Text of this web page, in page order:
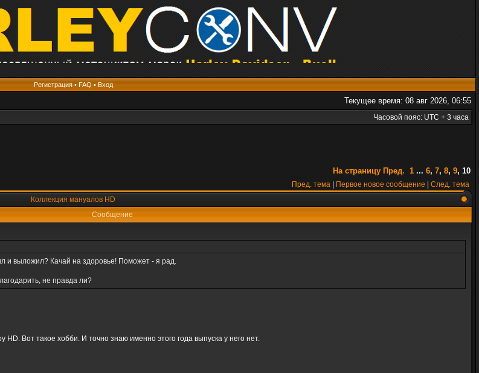
Регистрация• FAQ • Вход
Текущее время: 08 авг 2026, 06:55
Часовой пояс: UTC + 3 часа
На страницу Пред. 1 ... 6, 7, 8, 9, 10
Пред. тема Первое новое сообщение
След. тема
Коллекция мануалов HD
Сообщение
и выложил? Качай на здоровье! Поможет - я рад.
не правда ли?
HD. Вот такое хобби. И точно знаю именно этого года выпуска у него нет.